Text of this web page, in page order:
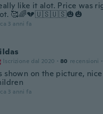
like it alot. Price was
🥰🌈💔🇺🇸🇺🇸🎃🎃
3 anni fa
Iscrizione dal 2020 · 80 recensioni ·
shown on the picture,
3 anni fa